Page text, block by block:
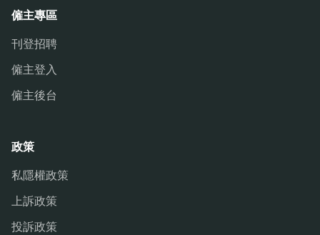
僱主專區
刊登招聘
僱主登入
僱主後台
政策
私隱權政策
上訴政策
投訴政策